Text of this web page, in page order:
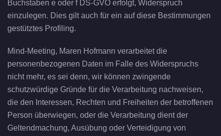
Buchstaben e oder f DS-GVO erfolgt, Widerspruch
einzulegen. Dies gilt auch für ein auf diese Bestimmungen
gestütztes Profiling.
Mind-Meeting, Maren Hofmann verarbeitet die
personenbezogenen Daten im Falle des Widerspruchs
nicht mehr, es sei denn, wir können zwingende
schutzwürdige Gründe für die Verarbeitung nachweisen,
die den Interessen, Rechten und Freiheiten der betroffenen
Person überwiegen, oder die Verarbeitung dient der
Geltendmachung, Ausübung oder Verteidigung von